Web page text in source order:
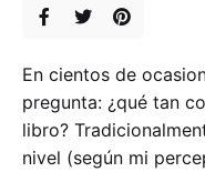
En cientos de
pregunta: ¿qué tan
libro?
nivel (según mi